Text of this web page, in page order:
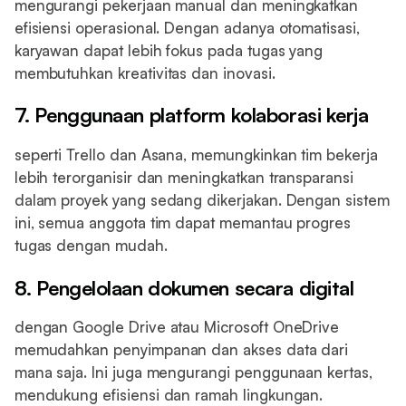
mengurangi pekerjaan manual dan meningkatkan
efisiensi operasional. Dengan adanya otomatisasi,
karyawan dapat lebih fokus pada tugas yang
membutuhkan kreativitas dan inovasi.
7. Penggunaan platform kolaborasi kerja
seperti Trello dan Asana, memungkinkan tim bekerja
lebih terorganisir dan meningkatkan transparansi
dalam proyek yang sedang dikerjakan. Dengan sistem
ini, semua anggota tim dapat memantau progres
tugas dengan mudah.
8. Pengelolaan dokumen secara digital
dengan Google Drive atau Microsoft OneDrive
memudahkan penyimpanan dan akses data dari
mana saja. Ini juga mengurangi penggunaan kertas,
mendukung efisiensi dan ramah lingkungan.